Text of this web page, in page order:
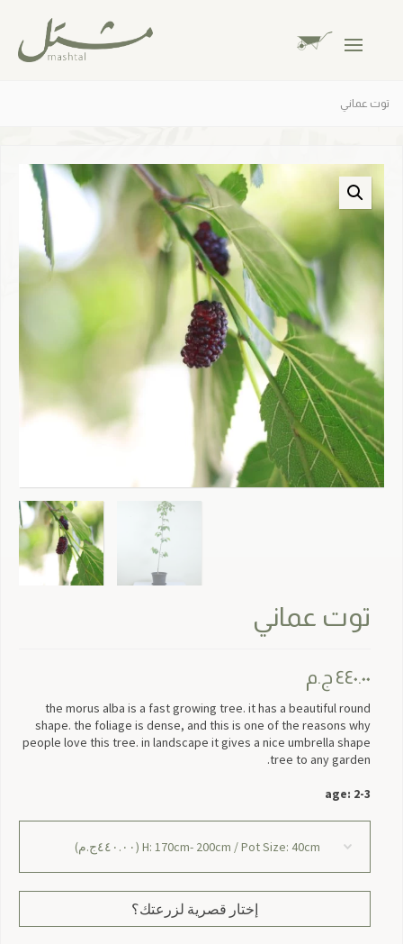
توت عماني
توت عماني
٤٤٠.٠٠ ج.م
the morus alba is a fast growing tree. it has a beautiful round
shape. the foliage is dense, and this is one of the reasons why
people love this tree. in landscape it gives a nice umbrella shape
tree to any garden.
age: 2-3
إختار قصرية لزرعتك؟